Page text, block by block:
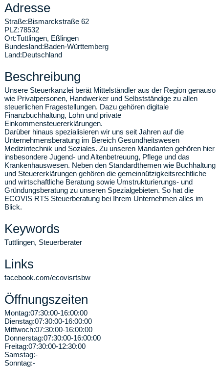
Adresse
Straße:Bismarckstraße 62
PLZ:78532
Ort:Tuttlingen, Eßlingen
Bundesland:Baden-Württemberg
Land:Deutschland
Beschreibung
Unsere Steuerkanzlei berät Mittelständler aus der Region genauso
wie Privatpersonen, Handwerker und Selbstständige zu allen
steuerlichen Fragestellungen. Dazu gehören digitale
Finanzbuchhaltung, Lohn und private
Einkommensteuererklärungen.
Darüber hinaus spezialisieren wir uns seit Jahren auf die
Unternehmensberatung im Bereich Gesundheitswesen
Medizintechnik und Soziales. Zu unseren Mandanten gehören hier
insbesondere Jugend- und Altenbetreuung, Pflege und das
Krankenhauswesen. Neben den Standardthemen wie Buchhaltung
und Steuererklärungen gehören die gemeinnützigkeitsrechtliche
und wirtschaftliche Beratung sowie Umstrukturierungs- und
Gründungsberatung zu unseren Spezialgebieten. So hat die
ECOVIS RTS Steuerberatung bei Ihrem Unternehmen alles im
Blick.
Keywords
Tuttlingen, Steuerberater
Links
facebook.com/ecovisrtsbw
Öffnungszeiten
Montag:07:30:00-16:00:00
Dienstag:07:30:00-16:00:00
Mittwoch:07:30:00-16:00:00
Donnerstag:07:30:00-16:00:00
Freitag:07:30:00-12:30:00
Samstag:-
Sonntag:-